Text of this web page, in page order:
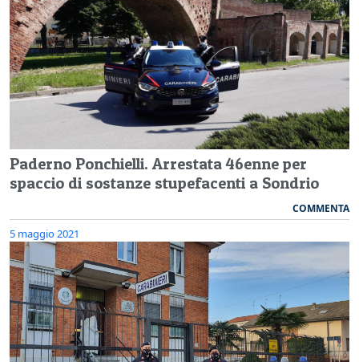
Paderno Ponchielli. Arrestata 46enne per
spaccio di sostanze stupefacenti a Sondrio
COMMENTA
5 maggio 2021